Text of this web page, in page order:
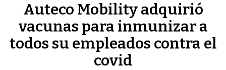
Auteco Mobility adquirió
vacunas para inmunizar a
todos su empleados contra el
covid